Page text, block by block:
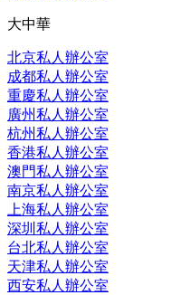
大中華
北京私人辦公室
成都私人辦公室
重慶私人辦公室
廣州私人辦公室
杭州私人辦公室
香港私人辦公室
澳門私人辦公室
南京私人辦公室
上海私人辦公室
深圳私人辦公室
台北私人辦公室
天津私人辦公室
西安私人辦公室